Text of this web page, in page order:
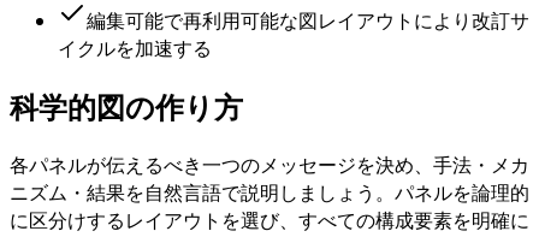
編集可能で再利用可能な図レイアウトにより改訂サ
イクルを加速する
科学的図の作り方
各パネルが伝えるべき一つのメッセージを決め、手法・メカ
ニズム・結果を自然言語で説明しましょう。パネルを論理的
に区分けするレイアウトを選び、すべての構成要素を明確に